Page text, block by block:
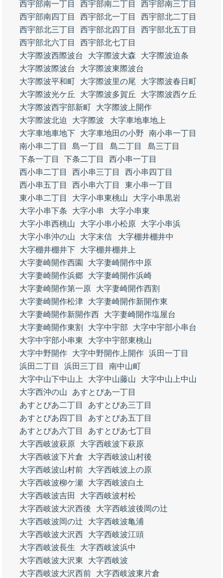
西宇部南一丁目 西宇部南二丁目
西宇部南三丁目
西宇部南四丁目
西宇部北一丁目
西宇部北二丁目
西宇部北三丁目
西宇部北四丁目
西宇部北五丁目
西宇部北六丁目
西宇部北七丁目
大字際波西際波台
大字際波大森
大字際波迫条
大字際波際波台
大字際波東際波台
大字際波平和町
大字際波里の尾
大字際波春日町
大字際波光ケ丘
大字際波多賀丘
大字際波西ケ丘
大字際波西宇部新町
大字際波上開作
大字際波北迫
大字際波
大字車地車地上
大字車地車地下
大字車地田の小野
南小串一丁目
南小串二丁目
島一丁目 島二丁目
島三丁目
下条一丁目
下条二丁目
西小串一丁目
西小串二丁目
西小串三丁目
西小串四丁目
西小串五丁目
西小串六丁目
東小串一丁目
東小串二丁目
大字小串東桃山
大字小串黒岩
大字小串下条
大字小串
大字小串東
大字小串西桃山
大字小串小松原
大字小串浜
大字小串沖の山
大字末信
大字棚井棚井中
大字棚井棚井下
大字棚井棚井上
大字妻崎開作西園
大字妻崎開作中原
大字妻崎開作浜郷
大字妻崎開作浜崎
大字妻崎開作第一原
大字妻崎開作西割
大字妻崎開作松津
大字妻崎開作新開作東
大字妻崎開作新開作西
大字妻崎開作塩屋台
大字妻崎開作東割
大字中宇部
大字中宇部小串台
大字中宇部小串東
大字中宇部東桃山
大字中野開作
大字中野開作上開作 浜田一丁目
浜田二丁目
浜田三丁目
南中山町
大字中山下中山上
大字中山藤山
大字中山上中山
大字西沖の山
あすとぴあ一丁目
あすとぴあ二丁目
あすとぴあ三丁目
あすとぴあ四丁目
あすとぴあ五丁目
あすとぴあ六丁目
あすとぴあ七丁目
大字西岐波萩原
大字西岐波下萩原
大字西岐波下片倉
大字西岐波山村後
大字西岐波山村前
大字西岐波上の原
大字西岐波柳ケ瀬
大字西岐波白土
大字西岐波吉田
大字西岐波村松
大字西岐波大沢西後
大字西岐波後岡の辻
大字西岐波岡の辻
大字西岐波亀浦
大字西岐波大沢西
大字西岐波江頭
大字西岐波長生
大字西岐波浜中
大字西岐波大沢東
大字西岐波
大字西岐波大沢西前
大字西岐波東片倉